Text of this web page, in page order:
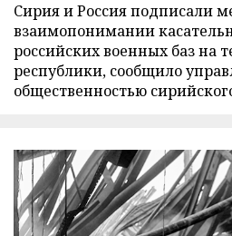
Сирия и Россия подписали
взаимопонимании
российских военных баз на
республики, сообщило
общественностью